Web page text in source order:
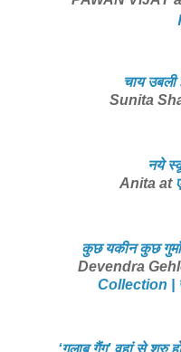
चाय उबली
Sunita
नये
Anita at
कुछ यकीन कुछ गुमाँ
Devendra
Collection |